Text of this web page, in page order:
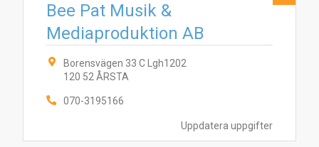
Uppdatera uppgifter
Bee Pat Musik &
Mediaproduktion AB
Borensvägen 33 C Lgh1202
120 52 ÅRSTA
070-3195166